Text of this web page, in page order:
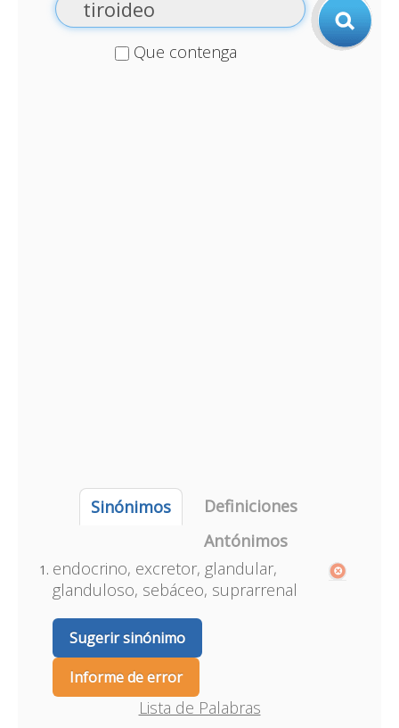
Que contenga
Sinónimos
Definiciones
Antónimos
endocrino, excretor, glandular,
glanduloso, sebáceo, suprarrenal
Sugerir sinónimo
Informe de error
Lista de Palabras